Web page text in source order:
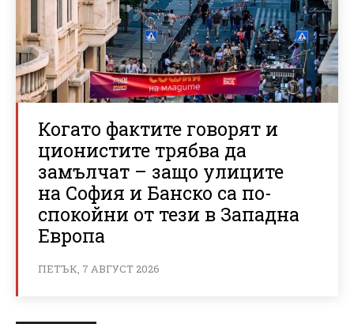
Когато фактите говорят и
ционистите трябва да
замълчат – защо улиците
на София и Банско са по-
спокойни от тези в Западна
Европа
ПЕТЪК, 7 АВГУСТ 2026